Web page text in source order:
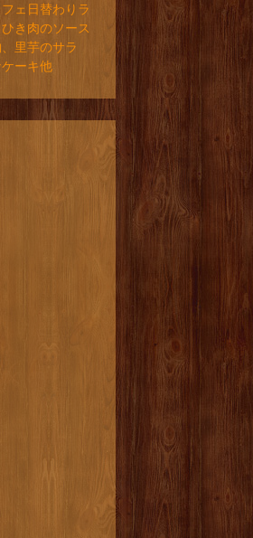
ェ日替わりラ
き肉のソース
里芋のサラ
ーキ他